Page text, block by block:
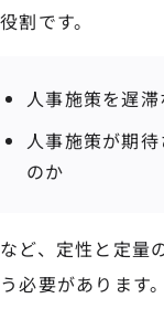
役割です。
人事施策を遅
人事施策が期
のか
など、定性と定量
う必要があります。